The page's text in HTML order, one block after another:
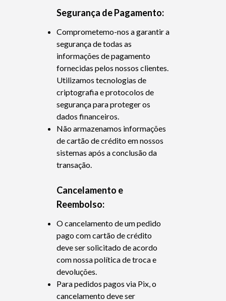
Segurança de Pagamento:
Comprometemo-nos a garantir a
segurança de todas as
informações de pagamento
fornecidas pelos nossos clientes.
Utilizamos tecnologias de
criptografia e protocolos de
segurança para proteger os
dados financeiros.
Não armazenamos informações
de cartão de crédito em nossos
sistemas após a conclusão da
transação.
Cancelamento e
Reembolso:
O cancelamento de um pedido
pago com cartão de crédito
deve ser solicitado de acordo
com nossa política de troca e
devoluções.
Para pedidos pagos via Pix, o
cancelamento deve ser